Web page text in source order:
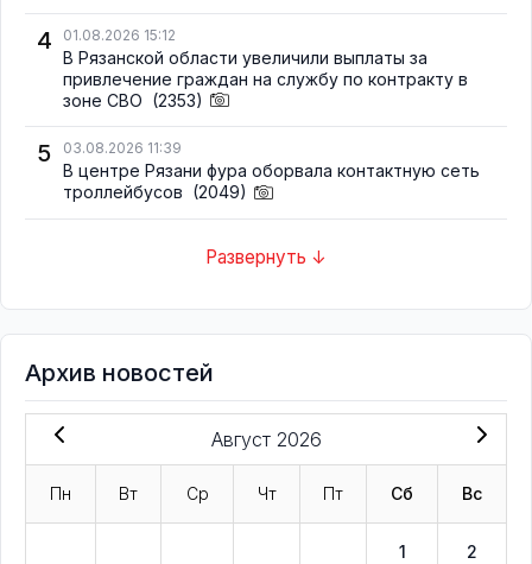
4 01.08.2026 15:12
В Рязанской области увеличили выплаты за
привлечение граждан на службу по контракту в
зоне СВО (2353)
5 03.08.2026 11:39
В центре Рязани фура оборвала контактную сеть
троллейбусов (2049)
Развернуть ↓
Архив новостей
Август 2026
Пн Вт Ср Чт Пт Сб Вс
1 2